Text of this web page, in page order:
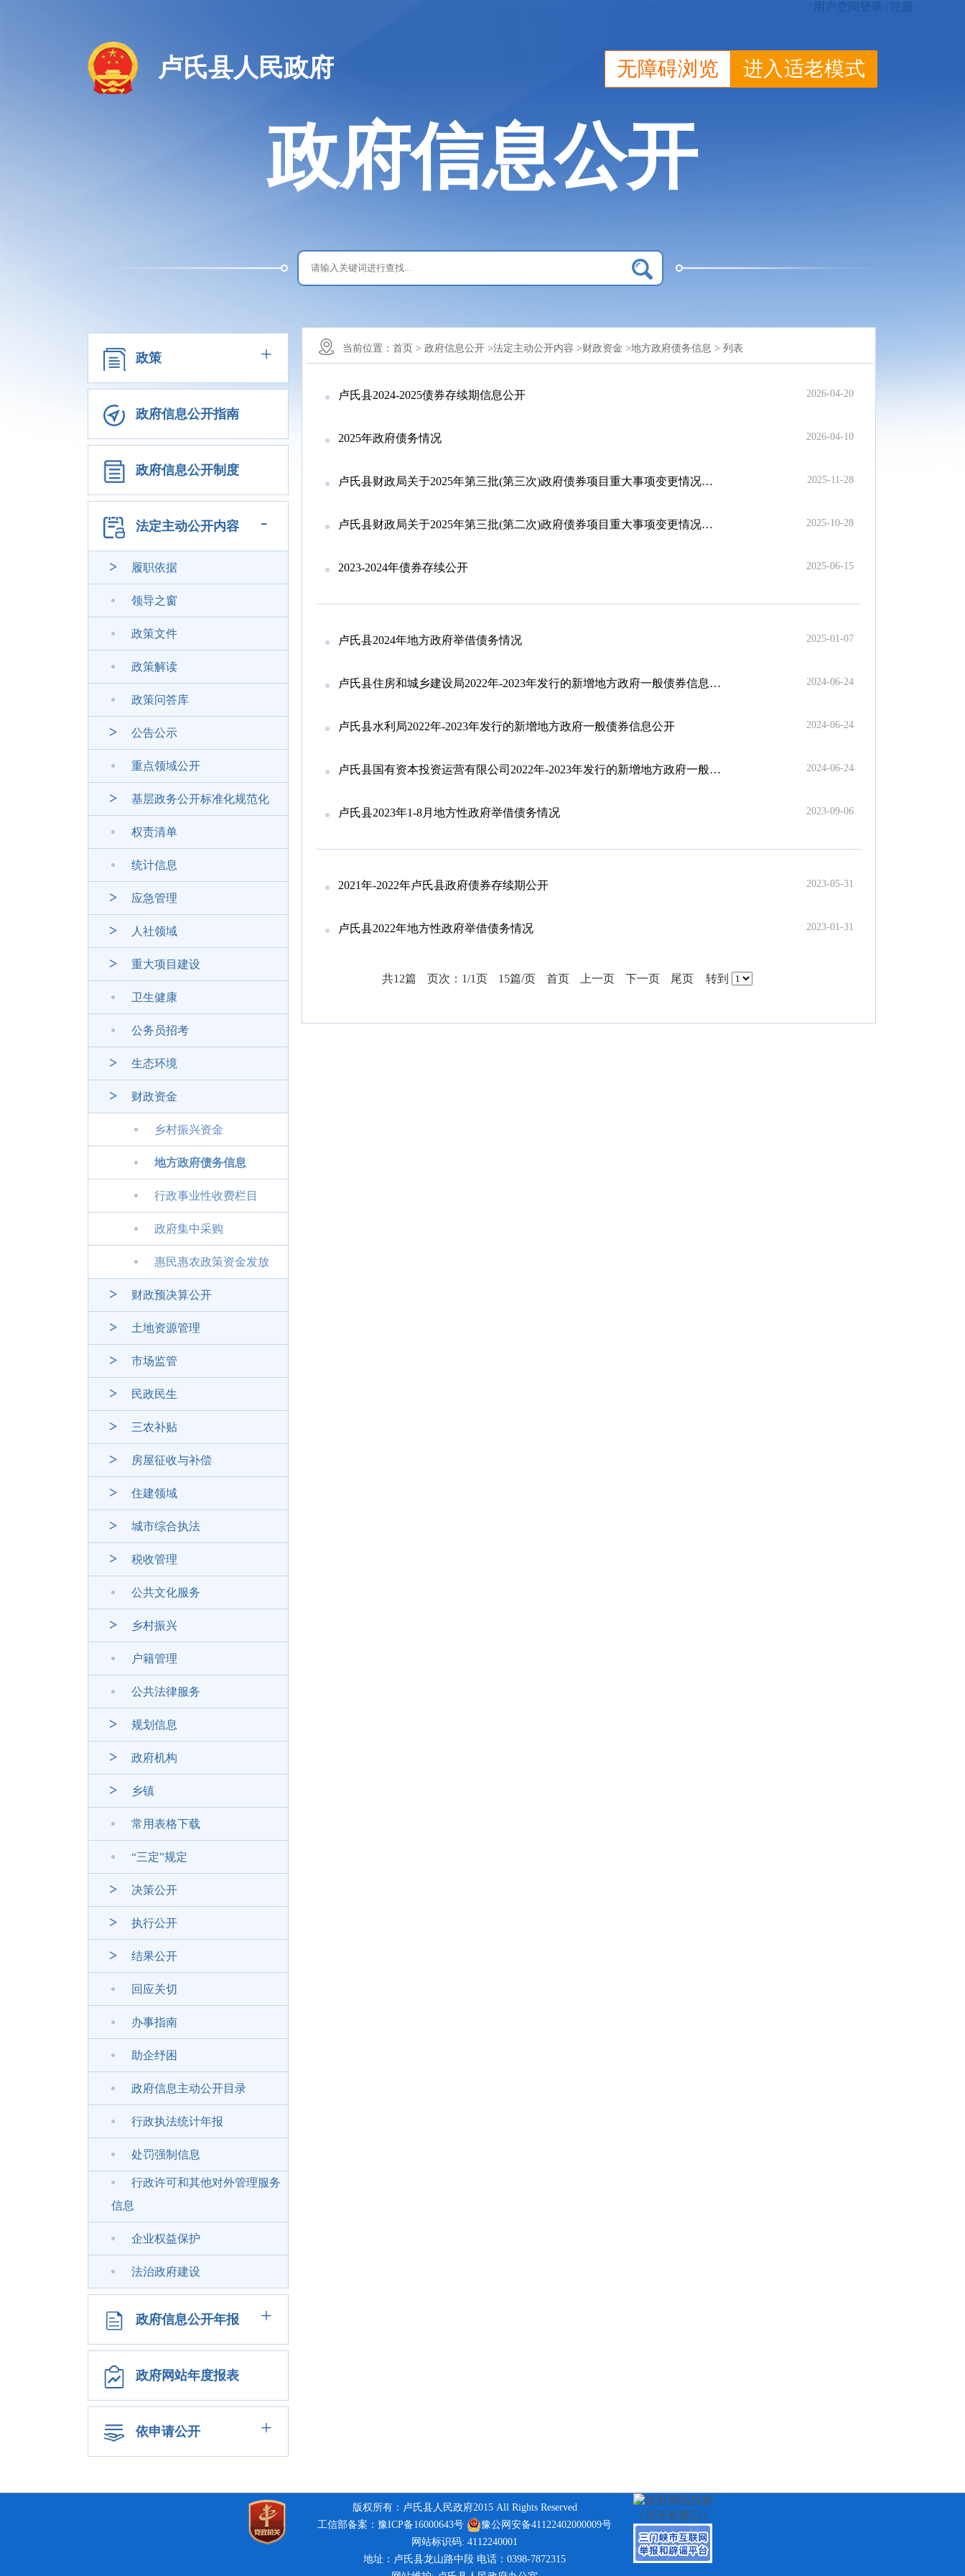
卢氏县人民政府 无障碍浏览 进入适老模式
政府信息公开
政策 +
政府信息公开指南
政府信息公开制度
法定主动公开内容 -
履职依据
领导之窗
政策文件
政策解读
政策问答库
公告公示
重点领域公开
基层政务公开标准化规范化
权责清单
统计信息
应急管理
人社领域
重大项目建设
卫生健康
公务员招考
生态环境
财政资金
乡村振兴资金
地方政府债务信息
行政事业性收费栏目
政府集中采购
惠民惠农政策资金发放
财政预决算公开
土地资源管理
市场监管
民政民生
三农补贴
房屋征收与补偿
住建领域
城市综合执法
税收管理
公共文化服务
乡村振兴
户籍管理
公共法律服务
规划信息
政府机构
乡镇
常用表格下载
“三定”规定
决策公开
执行公开
结果公开
回应关切
办事指南
助企纾困
政府信息主动公开目录
行政执法统计年报
处罚强制信息
行政许可和其他对外管理服务
信息
企业权益保护
法治政府建设
政府信息公开年报 +
政府网站年度报表
依申请公开 +
当前位置： 首页 > 政府信息公开 >法定主动公开内容 >财政资金 >地方政府债务信息 > 列表
卢氏县2024-2025债券存续期信息公开 2026-04-20
2025年政府债务情况 2026-04-10
卢氏县财政局关于2025年第三批(第三次)政府债券项目重大事项变更情况的公告 2025-11-28
卢氏县财政局关于2025年第三批(第二次)政府债券项目重大事项变更情况的公告 2025-10-28
2023-2024年债券存续公开 2025-06-15
卢氏县2024年地方政府举借债务情况 2025-01-07
卢氏县住房和城乡建设局2022年-2023年发行的新增地方政府一般债券信息公开 2024-06-24
卢氏县水利局2022年-2023年发行的新增地方政府一般债券信息公开 2024-06-24
卢氏县国有资本投资运营有限公司2022年-2023年发行的新增地方政府一般债券信息公开 2024-06-24
卢氏县2023年1-8月地方性政府举借债务情况 2023-09-06
2021年-2022年卢氏县政府债券存续期公开 2023-05-31
卢氏县2022年地方性政府举借债务情况 2023-01-31
共12篇 页次：1/1页 15篇/页 首页 上一页 下一页 尾页 转到
版权所有：卢氏县人民政府2015 All Rights Reserved
工信部备案：豫ICP备16000643号
豫公网安备41122402000009号
网站标识码: 4112240001
地址：卢氏县龙山路中段 电话：0398-7872315